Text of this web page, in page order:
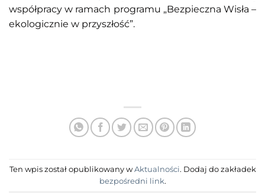
współpracy w ramach programu „Bezpieczna Wisła –
ekologicznie w przyszłość”.
Ten wpis został opublikowany wAktualności. Dodaj do zakładek
bezpośredni link.